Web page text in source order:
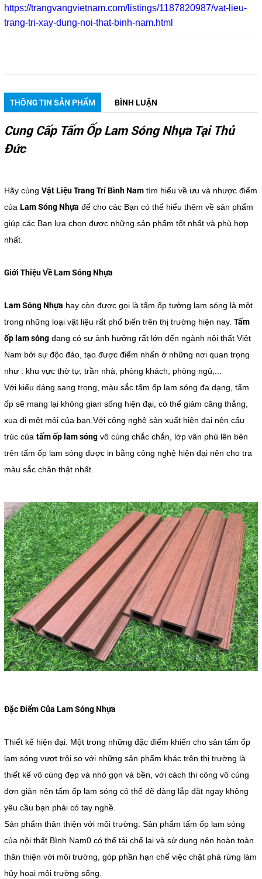
https://trangvangvietnam.com/listings/1187820987/vat-lieu-
trang-tri-xay-dung-noi-that-binh-nam.html
THÔNG TIN SẢN PHẨM BÌNH LUẬN
Cung Cấp Tấm Ốp Lam Sóng Nhựa Tại Thủ
Đức
Hãy cùng Vật Liệu Trang Trí Bình Namtìm hiểu về ưu và nhược điểm
của Lam Sóng Nhựa để cho các Bạn có thể hiểu thêm về sản phẩm
giúp các Bạn lựa chọn được những sản phẩm tốt nhất và phù hợp
nhất.
Giới Thiệu Về Lam Sóng Nhựa
Lam Sóng Nhựa hay còn được gọi là tấm ốp tường lam sóng là một
trong những loại vật liệu rất phổ biến trên thị trường hiện nay. Tấm
ốp lam sóngđang có sự ảnh hưởng rất lớn đến ngành nội thất Việt
Nam bởi sự độc đáo, tạo được điểm nhấn ở những nơi quan trọng
như : khu vực thờ tự, trần nhà, phòng khách, phòng ngủ,...
Với kiểu dáng sang trọng, màu sắc tấm ốp lam sóng đa dạng, tấm
ốp sẽ mang lại không gian sống hiện đại, có thể giảm căng thẳng,
xua đi mệt mỏi của bạn.Với công nghệ sản xuất hiện đại nên cấu
trúc của tấm ốp lam sóngvô cùng chắc chắn, lớp vân phủ lên bên
trên tấm ốp lam sóng được in bằng công nghệ hiện đại nên cho tra
màu sắc chân thật nhất.
Đặc Điểm Của Lam Sóng Nhựa
Thiết kế hiện đại: Một trong những đặc điểm khiến cho sản tấm ốp
lam sóng vượt trội so với những sản phẩm khác trên thị trường là
thiết kế vô cùng đẹp và nhỏ gọn và bền, với cách thi công vô cùng
đơn giản nên tấm ốp lam sóng có thể dẽ dàng lắp đặt ngay không
yêu cầu bạn phải có tay nghề.
Sản phẩm thân thiện với môi trường: Sản phẩm tấm ốp lam sóng
của nội thất Bình Nam0 có thể tái chế lại và sử dụng nên hoàn toàn
thân thiện với môi trường, góp phần hạn chế việc chặt phá rừng làm
hủy hoại môi trường sống.